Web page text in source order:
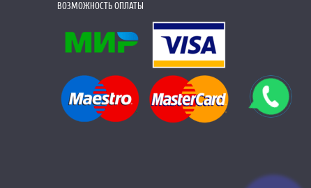
ВОЗМОЖНОСТЬ ОПЛАТЫ